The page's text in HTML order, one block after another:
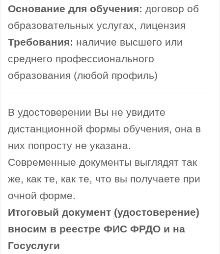
Основание для обучения: договор об
образовательных услугах, лицензия
Требования: наличие высшего или
среднего профессионального
образования (любой профиль)
В удостоверении Вы не увидите
дистанционной формы обучения, она в
них попросту не указана.
Современные документы выглядят так
же, как те, как те, что вы получаете при
очной форме.
Итоговый документ (удостоверение)
вносим в реестре ФИС ФРДО и на
Госуслуги